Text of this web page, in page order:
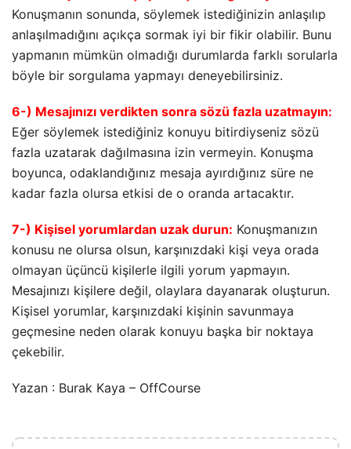
Konuşmanın sonunda, söylemek istediğinizin anlaşılıp
anlaşılmadığını açıkça sormak iyi bir fikir olabilir. Bunu
yapmanın mümkün olmadığı durumlarda farklı sorularla
böyle bir sorgulama yapmayı deneyebilirsiniz.
6-) Mesajınızı verdikten sonra sözü fazla uzatmayın:
Eğer söylemek istediğiniz konuyu bitirdiyseniz sözü
fazla uzatarak dağılmasına izin vermeyin. Konuşma
boyunca, odaklandığınız mesaja ayırdığınız süre ne
kadar fazla olursa etkisi de o oranda artacaktır.
7-) Kişisel yorumlardan uzak durun: Konuşmanızın
konusu ne olursa olsun, karşınızdaki kişi veya orada
olmayan üçüncü kişilerle ilgili yorum yapmayın.
Mesajınızı kişilere değil, olaylara dayanarak oluşturun.
Kişisel yorumlar, karşınızdaki kişinin savunmaya
geçmesine neden olarak konuyu başka bir noktaya
çekebilir.
Yazan : Burak Kaya – OffCourse